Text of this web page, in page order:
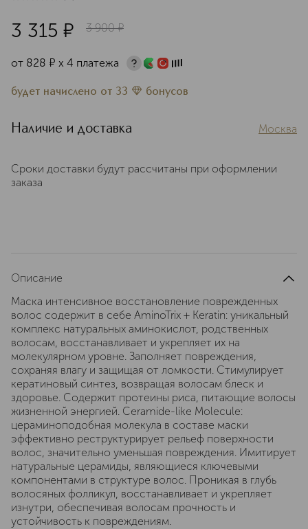
3 315 ¤ 3 900 ¤
от 828 ¤ х 4 платежа
будет начислено от 33 бонусов
Наличие и доставка Москва
Сроки доставки будут рассчитаны при оформлении
заказа
Описание
Маска интенсивное восстановление поврежденных
волос содержит в себе AminoTrix + Keratin: уникальный
комплекс натуральных аминокислот, родственных
волосам, восстанавливает и укрепляет их на
молекулярном уровне. Заполняет повреждения,
сохраняя влагу и защищая от ломкости. Стимулирует
кератиновый синтез, возвращая волосам блеск и
здоровье. Содержит протеины риса, питающие волосы
жизненной энергией. Сeramide-like Molecule:
цераминоподобная молекула в составе маски
эффективно реструктурирует рельеф поверхности
волос, значительно уменьшая повреждения. Имитирует
натуральные церамиды, являющиеся ключевыми
компонентами в структуре волос. Проникая в глубь
волосяных фолликул, восстанавливает и укрепляет
изнутри, обеспечивая волосам прочность и
устойчивость к повреждениям.